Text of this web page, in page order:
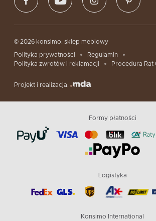
© 2026 konsimo. sklep meblowy
Polityka prywatności
Regulamin
Polityka zwrotów i reklamacji
Procedura Rat
Projekt i realizacja:
Formy płatności
Logistyka
Konsimo International